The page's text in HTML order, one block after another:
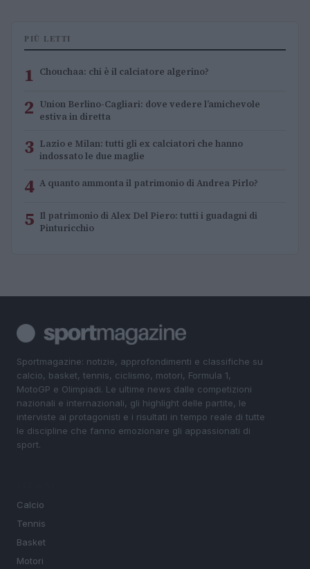
PIÙ LETTI
1 Chouchaa: chi è il calciatore algerino?
2 Union Berlino-Cagliari: dove vedere l’amichevole
estiva in diretta
3 Lazio e Milan: tutti gli ex calciatori che hanno
indossato le due maglie
4 A quanto ammonta il patrimonio di Andrea Pirlo?
5 Il patrimonio di Alex Del Piero: tutti i guadagni di
Pinturicchio
Sportmagazine: notizie, approfondimenti e classifiche su
calcio, basket, tennis, ciclismo, motori, Formula 1,
MotoGP e Olimpiadi. Le ultime news dalle competizioni
nazionali e internazionali, gli highlight delle partite, le
interviste ai protagonisti e i risultati in tempo reale di tutte
le discipline che fanno emozionare gli appassionati di
sport.
Calcio
Tennis
Basket
Motori